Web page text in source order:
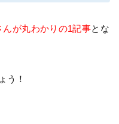
んが丸わかりの1記事とな
う！